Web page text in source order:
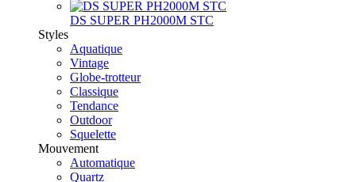
DS SUPER PH2000M STC
Styles
Aquatique
Vintage
Globe-trotteur
Classique
Tendance
Outdoor
Squelette
Mouvement
Automatique
Quartz